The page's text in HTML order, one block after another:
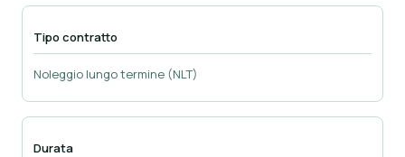
Tipo contratto
Noleggio lungo termine (NLT)
Durata